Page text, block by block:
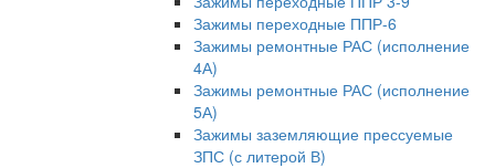
Зажимы переходные ППР-6
Зажимы ремонтные РАС (исполнение
4А)
Зажимы ремонтные РАС (исполнение
5А)
Зажимы заземляющие прессуемые
ЗПС (с литерой В)